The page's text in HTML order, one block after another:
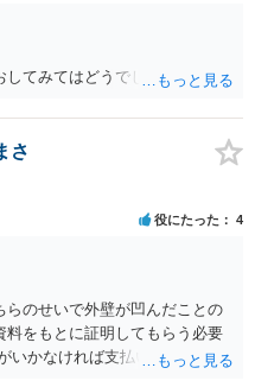
てみてはどうでしょうか？
さ
役にたった 4
のせいで外壁が凹んだことの
をもとに証明してもらう必要
いかなければ支払い義務がある